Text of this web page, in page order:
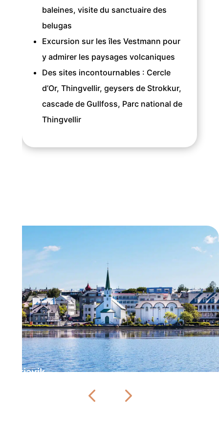
baleines, visite du sanctuaire des
belugas
Excursion sur les îles Vestmann pour
y admirer les paysages volcaniques
Des sites incontournables : Cercle
d’Or, Thingvellir, geysers de Strokkur,
cascade de Gullfoss, Parc national de
Thingvellir
Reykjavik